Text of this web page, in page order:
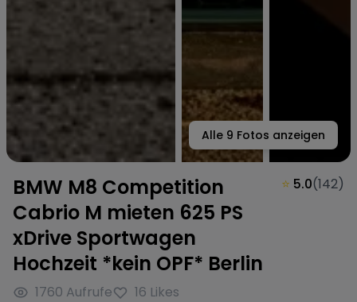
Alle 9 Fotos anzeigen
BMW M8 Competition
Cabrio M mieten 625 PS
xDrive Sportwagen
Hochzeit *kein OPF* Berlin
1760 Aufrufe 16 Likes
⭐ 5.0(142)